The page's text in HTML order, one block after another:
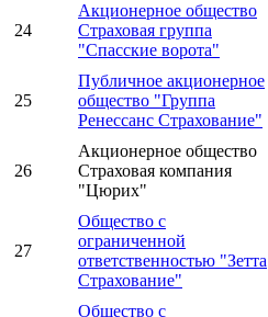
24
Акционерное общество
Страховая группа
"Спасские ворота"
25
Публичное акционерное
общество "Группа
Ренессанс Страхование"
26
Акционерное общество
Страховая компания
"Цюрих"
27
Общество с
ограниченной
ответственностью "Зетта
Страхование"
Общество с